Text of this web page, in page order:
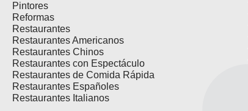
Pintores
Reformas
Restaurantes
Restaurantes Americanos
Restaurantes Chinos
Restaurantes con Espectáculo
Restaurantes de Comida Rápida
Restaurantes Españoles
Restaurantes Italianos